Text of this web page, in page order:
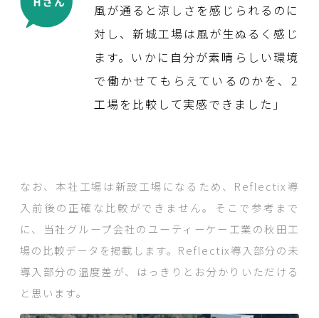
風が通ると涼しさを感じられるのに
対し、新城工場は風が生ぬるく感じ
ます。いかに自分が素晴らしい環境
で働かせてもらえているのかを、2
工場を比較して実感できました」
なお、本社工場は新設工場になるため、Reflectix導
入前後の正確な比較ができません。そこで参考まで
に、当社グループ会社のユーティーケー工業の秋田工
場の比較データを掲載します。Reflectix導入部分の未
導入部分の温度差が、はっきりとお分かりいただける
と思います。